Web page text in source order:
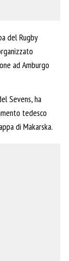
del Rugby
ad Amburgo
Sevens, ha
tedesco
di Makarska.